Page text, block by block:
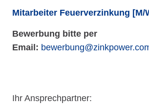
Mitarbeiter Feuerverzinkung [M/
Bewerbung bitte per
Email:
Ihr Ansprechpartner: